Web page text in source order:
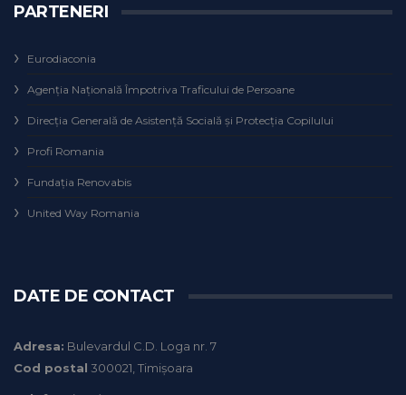
PARTENERI
Eurodiaconia
Agenţia Naţională Împotriva Traficului de Persoane
Direcţia Generală de Asistenţă Socială şi Protecţia Copilului
Profi Romania
Fundaţia Renovabis
United Way Romania
DATE DE CONTACT
Adresa: Bulevardul C.D. Loga nr. 7
Cod postal 300021, Timișoara